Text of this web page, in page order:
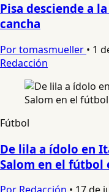
Pisa desciende a
cancha
Por tomasmueller • 1
Redacción
Fútbol
De lila a ídolo en
Salom en el fútbol